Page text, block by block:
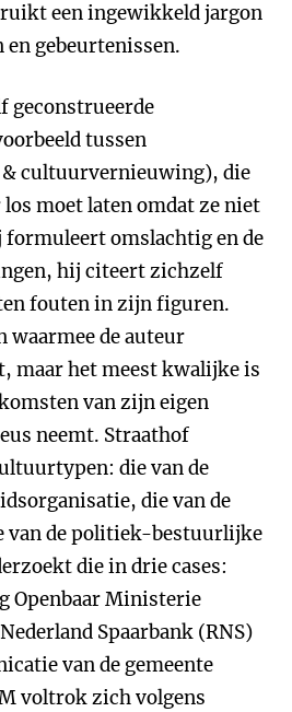
een ingewikkeld jargon
gebeurtenissen.
geconstrueerde
tussen
cultuurvernieuwing), die
moet laten omdat ze niet
omslachtig en de
hij citeert zichzelf
fouten in zijn figuren.
waarmee de auteur
maar het meest kwalijke is
van zijn eigen
neemt. Straathof
die van de
die van de
van de politiek-bestuurlijke
die in drie cases:
Openbaar Ministerie
Spaarbank (RNS)
van de gemeente
voltrok zich volgens